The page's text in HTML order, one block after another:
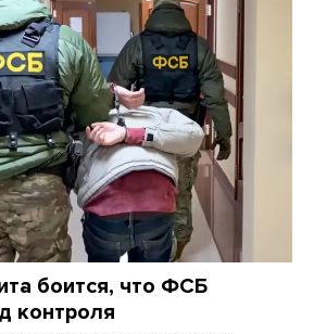
боится, что ФСБ
контроля